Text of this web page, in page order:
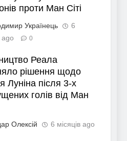
проти Ман Сіті
Українець
6
ago
0
Реала
рішення щодо
Луніна після 3-х
голів від Ман
Олексій 6 місяців ago